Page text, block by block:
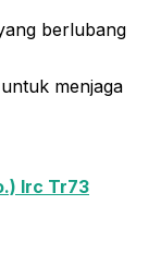
berlubang
menjaga
Irc Tr73